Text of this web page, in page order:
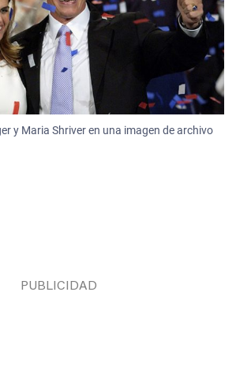
y Maria Shriver en una imagen de archivo